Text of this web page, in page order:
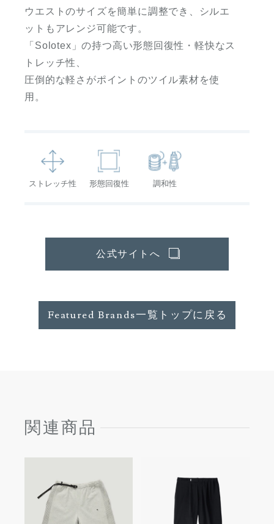
ウエストのサイズを簡単に調整でき、シルエ
ットもアレンジ可能です。
「Solotex」の持つ高い形態回復性・軽快なス
トレッチ性、
圧倒的な軽さがポイントのツイル素材を使
用。
ストレッチ性 形態回復性 調和性
公式サイトへ
Featured Brands一覧トップに戻る
関連商品